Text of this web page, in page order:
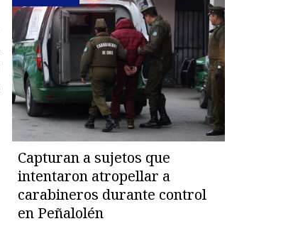
Capturan a sujetos que
intentaron atropellar a
carabineros durante control
en Peñalolén